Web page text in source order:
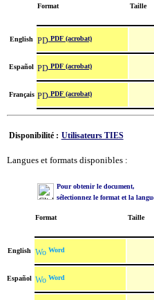
Format Taille
English PDF (acrobat)
Español PDF (acrobat)
Français PDF (acrobat)
Disponibilité : Utilisateurs TIES
Langues et formats disponibles :
Pour obtenir le document,
sélectionnez le format et la
Format Taille
English Word
Español Word